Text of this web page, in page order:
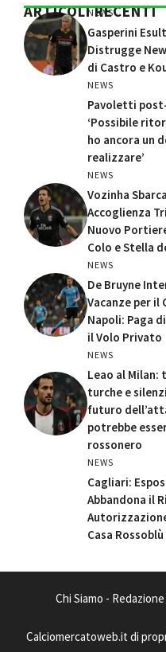
ARTICOLI RECENTI
NEWS
Gasperini
Distrugge
di Castro e
NEWS
Pavoletti
‘Possibile
ho ancora un
realizzare’
NEWS
Vozinha
Accoglienza
Nuovo
Colo e Stella
NEWS
De Bruyne
Vacanze per il
Napoli: Paga
il Volo Privato
NEWS
Leao al Milan:
turche e
futuro
potrebbe
rossonero
NEWS
Cagliari:
Abbandona il
Casa Rossoblù
Chi Siamo - Redazione
Calciomercatoweb.it di